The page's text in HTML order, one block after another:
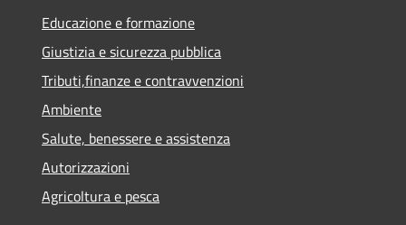
Educazione e formazione
Giustizia e sicurezza pubblica
Tributi,finanze e contravvenzioni
Ambiente
Salute, benessere e assistenza
Autorizzazioni
Agricoltura e pesca